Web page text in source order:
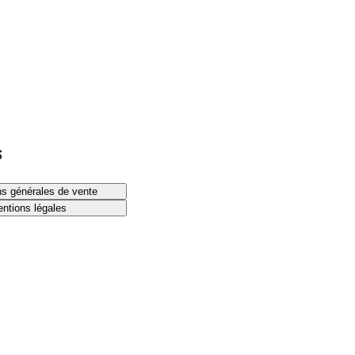
générales de vente
légales